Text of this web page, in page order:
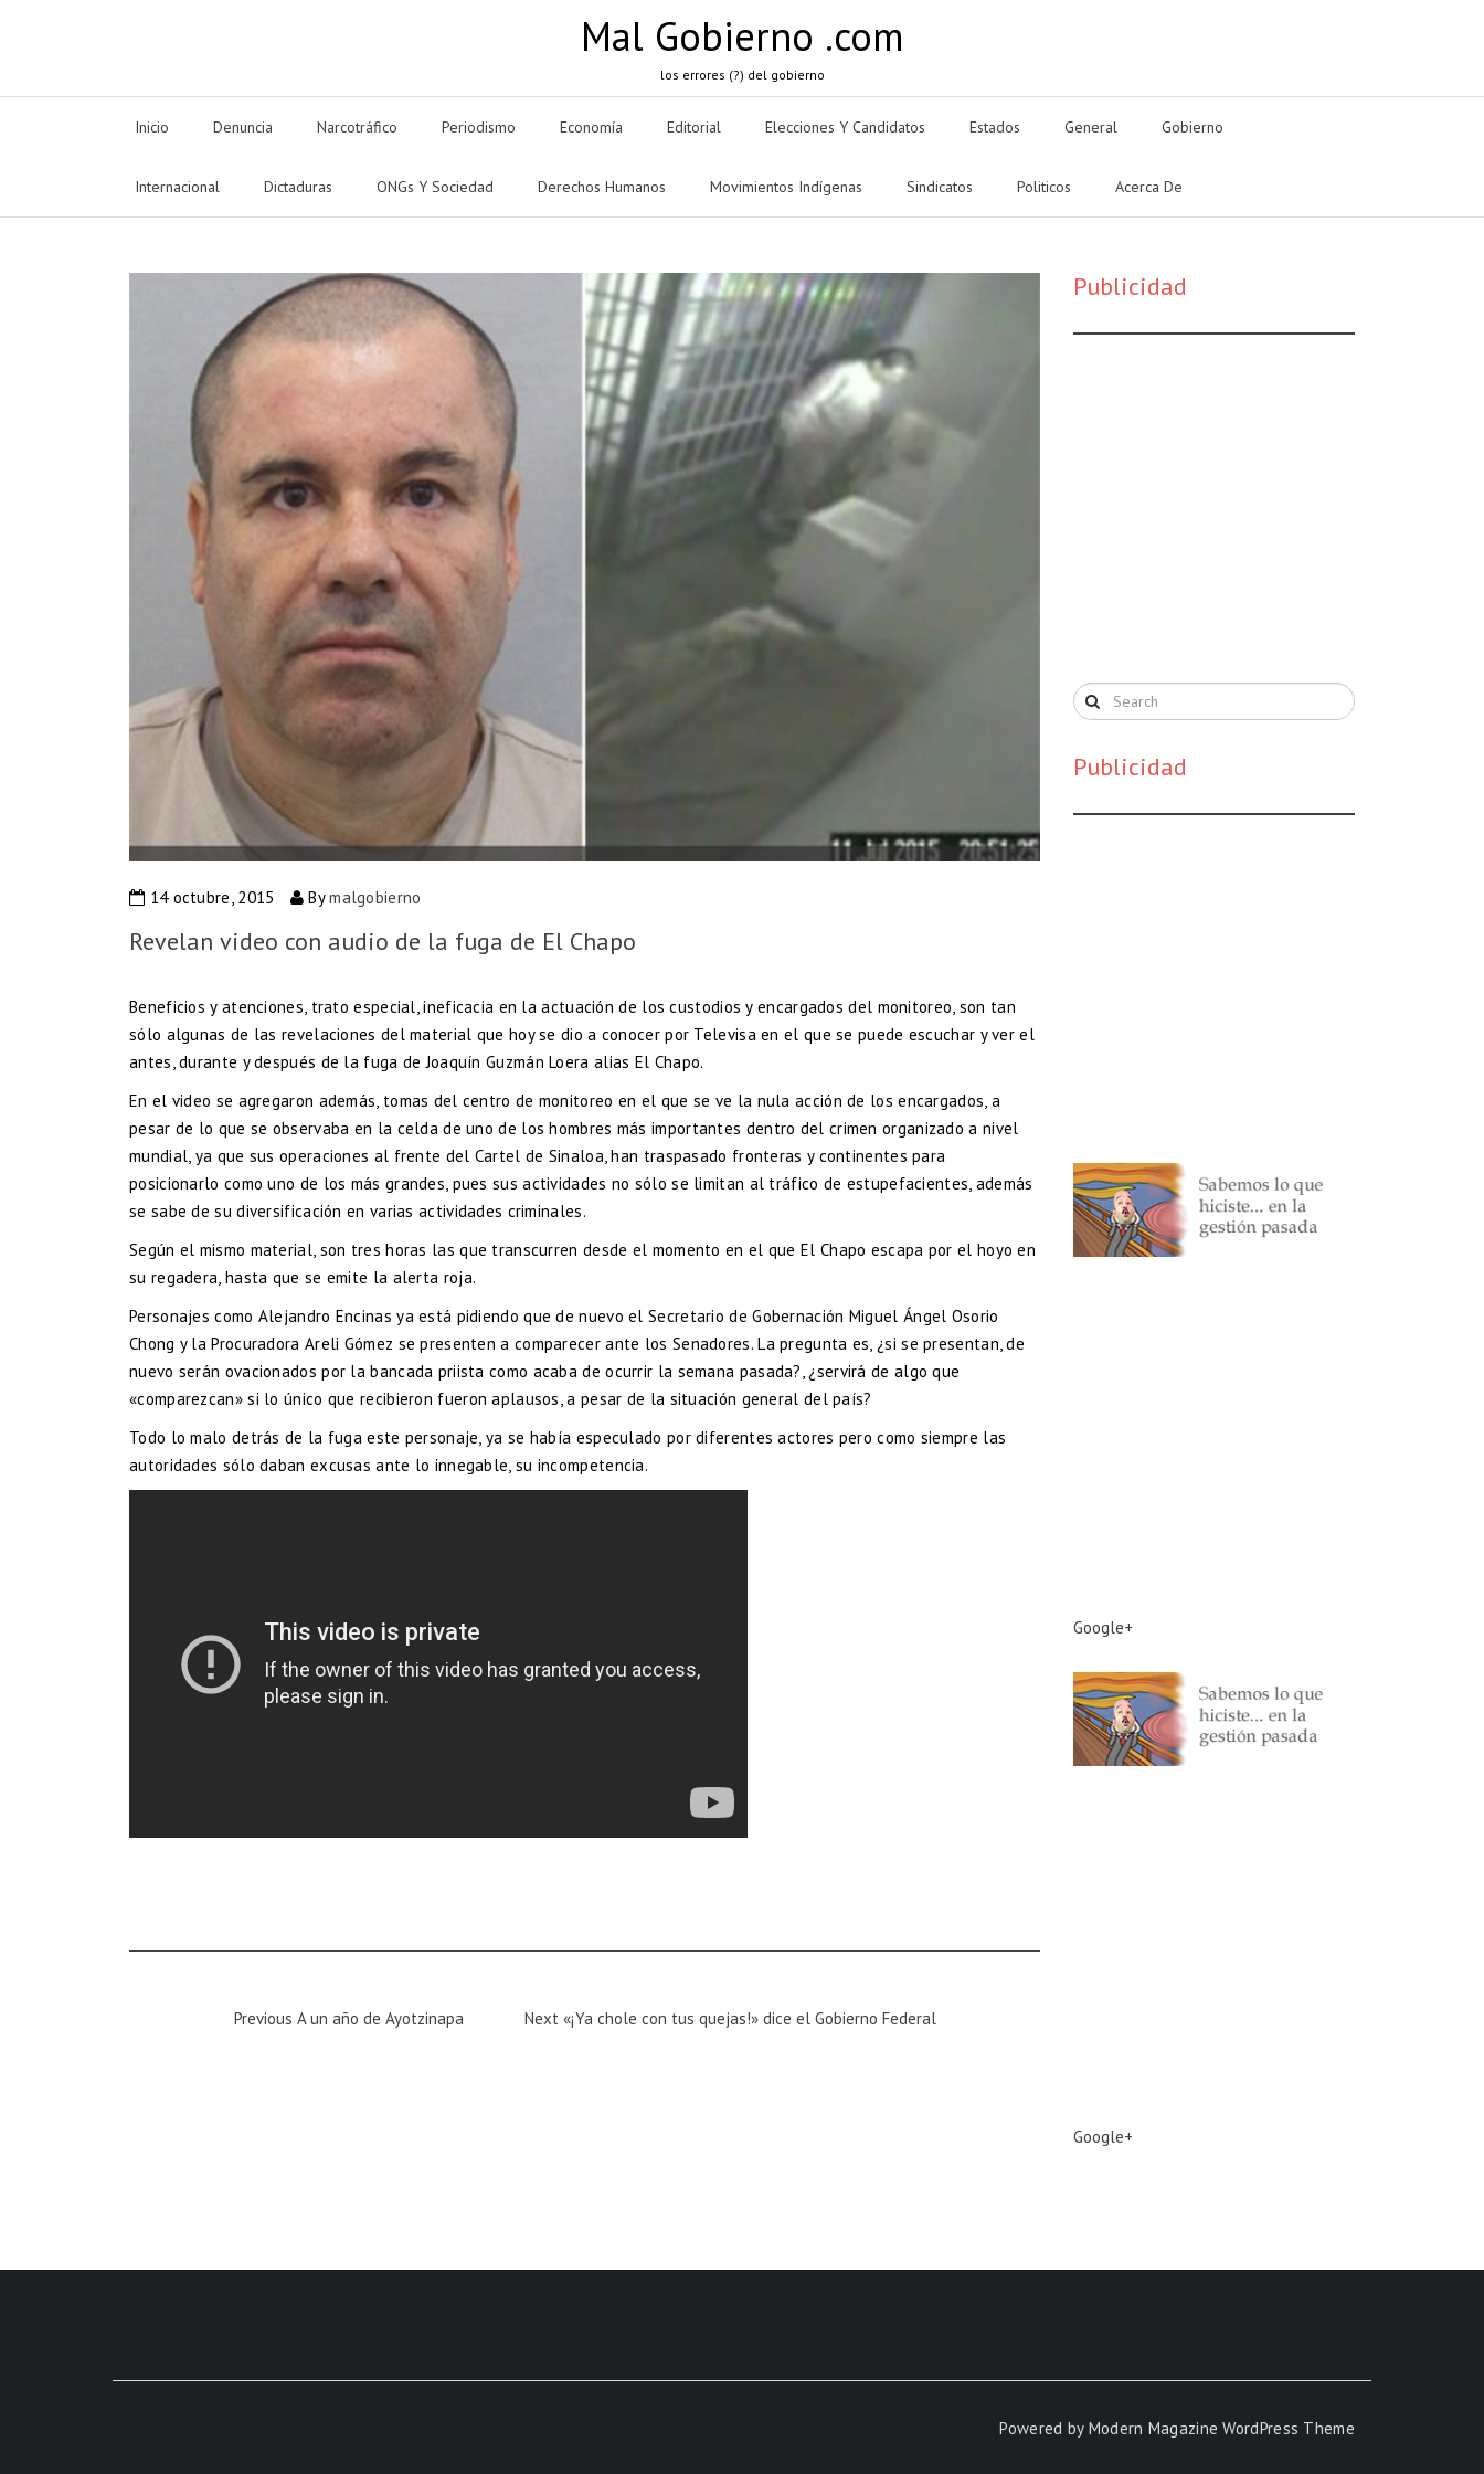
Mal Gobierno .com
los errores (?) del gobierno
Inicio Denuncia Narcotráfico Periodismo Economía Editorial Elecciones Y Candidatos Estados General Gobierno
Internacional Dictaduras ONGs Y Sociedad Derechos Humanos Movimientos Indígenas Sindicatos Politicos Acerca De
14 octubre, 2015 Bymalgobierno
Revelan video con audio de la fuga de El Chapo
Beneficios y atenciones, trato especial, ineficacia en la actuación de los custodios y encargados del monitoreo, son tan
sólo algunas de las revelaciones del material que hoy se dio a conocer por Televisa en el que se puede escuchar y ver el
antes, durante y después de la fuga de Joaquín Guzmán Loera alias El Chapo.
En el video se agregaron además, tomas del centro de monitoreo en el que se ve la nula acción de los encargados, a
pesar de lo que se observaba en la celda de uno de los hombres más importantes dentro del crimen organizado a nivel
mundial, ya que sus operaciones al frente del Cartel de Sinaloa, han traspasado fronteras y continentes para
posicionarlo como uno de los más grandes, pues sus actividades no sólo se limitan al tráfico de estupefacientes, además
se sabe de su diversificación en varias actividades criminales.
Según el mismo material, son tres horas las que transcurren desde el momento en el que El Chapo escapa por el hoyo en
su regadera, hasta que se emite la alerta roja.
Personajes como Alejandro Encinas ya está pidiendo que de nuevo el Secretario de Gobernación Miguel Ángel Osorio
Chong y la Procuradora Areli Gómez se presenten a comparecer ante los Senadores. La pregunta es, ¿si se presentan, de
nuevo serán ovacionados por la bancada priista como acaba de ocurrir la semana pasada?, ¿servirá de algo que
«comparezcan» si lo único que recibieron fueron aplausos, a pesar de la situación general del país?
Todo lo malo detrás de la fuga este personaje, ya se había especulado por diferentes actores pero como siempre las
autoridades sólo daban excusas ante lo innegable, su incompetencia.
Previous
Previous A un año de Ayotzinapa
Next
Next «¡Ya chole con tus quejas!» dice el Gobierno Federal
Publicidad
Publicidad
Google+
Google+
Powered by Modern Magazine WordPress Theme